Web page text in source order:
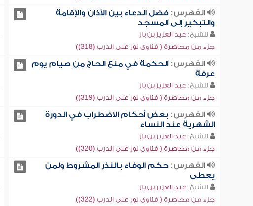
الفهرس:فضل الدعاء بين الأذان والإقامة
والتبكير إلى المسجد
للشيخ: عبد العزيز بن باز
جزء من محاضرة ( فتاوى نور على الدرب (318))
الفهرس:الحكمة في منع الحاج من صيام يوم
عرفة
للشيخ: عبد العزيز بن باز
جزء من محاضرة ( فتاوى نور على الدرب (319))
الفهرس: بعض أحكام الاضطراب في الدورة
الشهرية عند النساء
للشيخ: عبد العزيز بن باز
جزء من محاضرة ( فتاوى نور على الدرب (320))
الفهرس:حكم الوفاء بالنذر المشروط ولمن
يعطى
للشيخ: عبد العزيز بن باز
جزء من محاضرة ( فتاوى نور على الدرب (322))